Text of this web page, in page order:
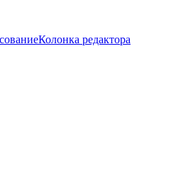
Колонка редактора